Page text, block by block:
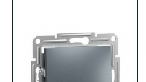
В
В